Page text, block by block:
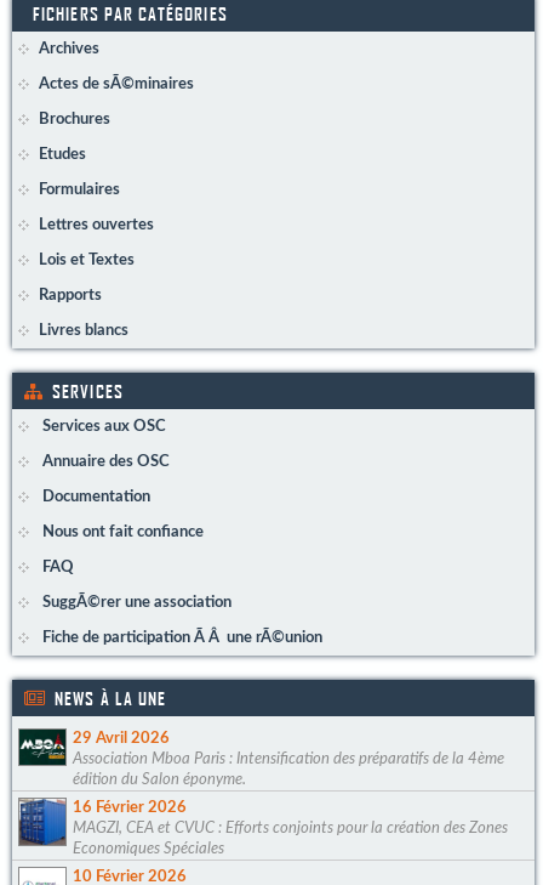
FICHIERS PAR CATÉGORIES
Archives
Actes de sÃ©minaires
Brochures
Etudes
Formulaires
Lettres ouvertes
Lois et Textes
Rapports
Livres blancs
SERVICES
Services aux OSC
Annuaire des OSC
Documentation
Nous ont fait confiance
FAQ
SuggÃ©rer une association
Fiche de participation Ã Â une rÃ©union
NEWS À LA UNE
29 Avril 2026
Association Mboa Paris : Intensification des préparatifs de la 4ème
édition du Salon éponyme.
16 Février 2026
MAGZI, CEA et CVUC : Efforts conjoints pour la création des Zones
Economiques Spéciales
10 Février 2026